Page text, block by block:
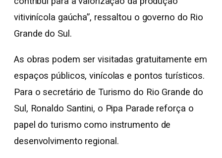
vitivinícola gaúcha”, ressaltou o governo do Rio
Grande do Sul.
As obras podem ser visitadas gratuitamente em
espaços públicos, vinícolas e pontos turísticos.
Para o secretário de Turismo do Rio Grande do
Sul, Ronaldo Santini, o Pipa Parade reforça o
papel do turismo como instrumento de
desenvolvimento regional.